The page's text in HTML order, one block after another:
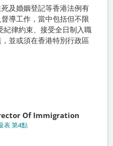
及婚姻登記等香港法例有
導工作，當中包括但不限
紀律約束、接受全日制入職
並或須在香港特別行政區
Of Immigration
表 第4點